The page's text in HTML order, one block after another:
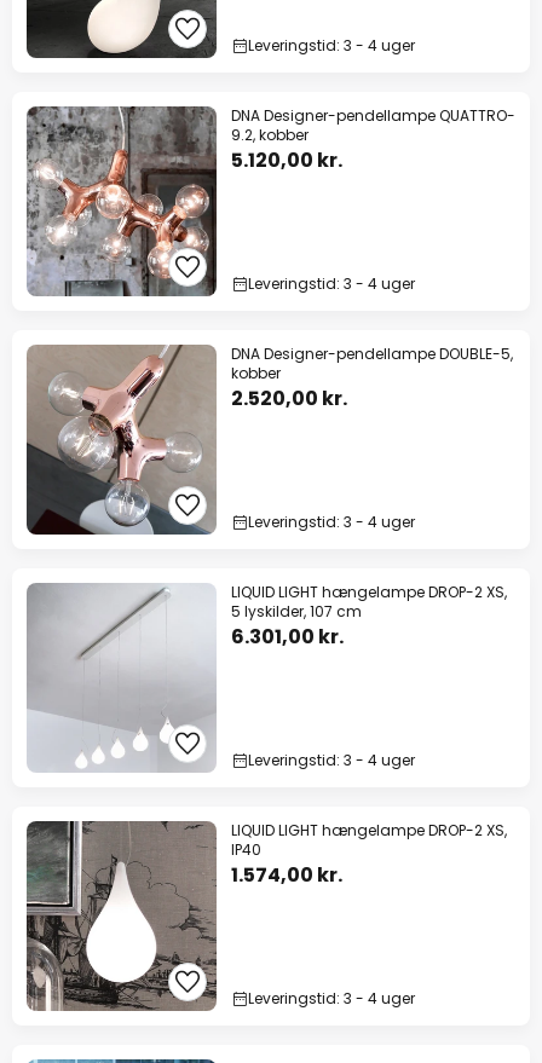
Leveringstid: 3 - 4 uger
DNA Designer-pendellampe QUATTRO-
9.2, kobber
5.120,00 kr.
Leveringstid: 3 - 4 uger
DNA Designer-pendellampe DOUBLE-5,
kobber
2.520,00 kr.
Leveringstid: 3 - 4 uger
LIQUID LIGHT hængelampe DROP-2 XS,
5 lyskilder, 107 cm
6.301,00 kr.
Leveringstid: 3 - 4 uger
LIQUID LIGHT hængelampe DROP-2 XS,
IP40
1.574,00 kr.
Leveringstid: 3 - 4 uger